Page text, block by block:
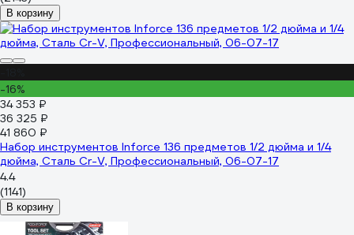
В корзину
-16%
34 353 ₽
36 325 ₽
41 860 ₽
Набор инструментов Inforce 136 предметов 1/2 дюйма и 1/4
дюйма, Сталь Cr-V, Профессиональный, 06-07-17
4.4
(1141)
В корзину